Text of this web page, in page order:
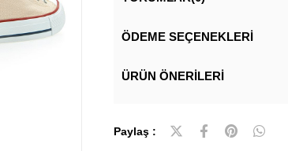
ÖDEME SEÇENEKLERI
ÜRÜN ÖNERILERI
Paylaş :